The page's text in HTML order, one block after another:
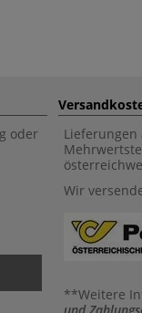
oder
Lieferungen
Wir
**Weitere